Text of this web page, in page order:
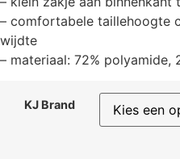
– comfortabele taillehoogte
wijdte
– materiaal: 72% polyamide,
KJ Brand